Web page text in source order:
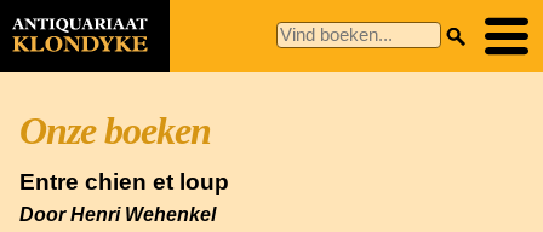
Onze boeken
Entre chien et loup
Door Henri Wehenkel